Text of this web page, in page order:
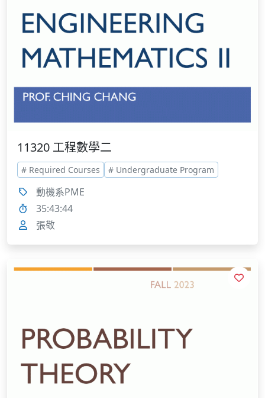
11320 工程數學二
# Required Courses # Undergraduate Program
動機系PME
35:43:44
張敬